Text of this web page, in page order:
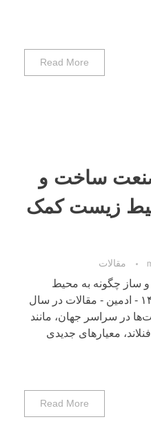
Read More
ساخت و
زیست کمک
مقالات
ساز چگونه به محیط
زیست کمک می‌کند؟ بهمن ۱۴۰۳ - ادمین - مقالات در سال
شرکت‌ها در سراسر جهان، مانند
معیارهای جدیدی
Read More